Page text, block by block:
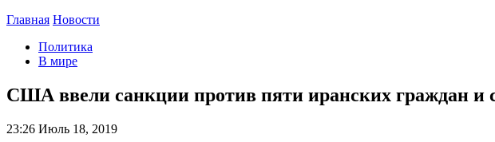
Главная Новости
Политика
В мире
США ввели санкции против пяти иранских граждан и
23:26 Июль 18, 2019